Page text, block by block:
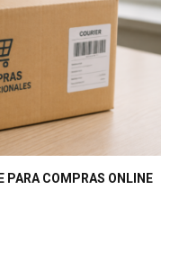
PARA COMPRAS ONLINE